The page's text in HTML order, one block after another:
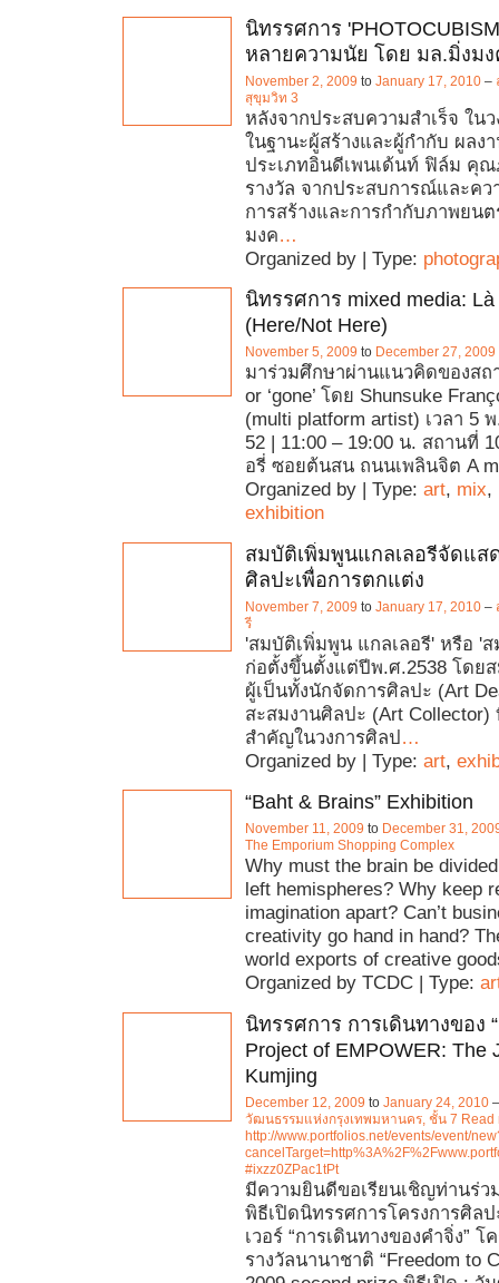
นิทรรศการ
หลายความนัย โดย มล.มิ่งม
November 2, 2009 to January 17, 2010 –
สุขุมวิท 3
หลังจากประสบความสำเร็จ ใน
ในฐานะผู้สร้างและผู้กำกับ ผลง
ประเภทอินดีเพนเด้นท์ ฟิล์ม คุ
รางวัล จากประสบการณ์และคว
การสร้างและการกำกับภาพยน
มงค…
Organized by | Type:
นิทรรศการ mixed media: Là
(Here/Not Here)
November 5, 2009 to December 27, 2009
มาร่วมศึกษาผ่านแนวคิดของสถา
or ‘gone’ โดย Shunsuke
(multi platform artist) เวลา 5
52 | 11:00 – 19:00 น. สถานที่
อรี่ ซอยต้นสน ถนนเพลินจิต A
Organized by | Type: art, mix,
exhibition
สมบัติเพิ่มพูนแกลเลอรีจัดแส
ศิลปะเพื่อการตกแต่ง
November 7, 2009 to January 17, 2010 –
รี
'สมบัติเพิ่มพูน แกลเลอรี' หรือ '
ก่อตั้งขึ้นตั้งแต่ปีพ.ศ.2538 โดย
ผู้เป็นทั้งนักจัดการศิลปะ (Art
สะสมงานศิลปะ (Art
สำคัญในวงการศิลป …
Organized by | Type: art,
“Baht & Brains” Exhibition
November 11, 2009 to December 31,
The Emporium Shopping Complex
Why must the brain be
left hemispheres? Why keep
imagination apart? Can’t
creativity go hand in hand?
world exports of creative
Organized by TCDC | Type:
นิทรรศการ การเดินทางของ
Project of EMPOWER: The
Kumjing
December 12, 2009 to January 24, 2010
วัฒนธรรมแห่งกรุงเทพมหานคร, ชั้น 7 Read
http://www.portfolios.net/events/event/
#ixzz0ZPac1tPt
มีความยินดีขอเรียนเชิญท่านร่ว
พิธีเปิดนิทรรศการโครงการศิลป
เวอร์ “การเดินทางของคำจิ่ง” โ
รางวัลนานาชาติ “Freedom to